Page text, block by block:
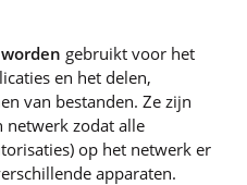
gebruikt voor het
en het delen,
van bestanden. Ze zijn
netwerk zodat alle
op het netwerk er
apparaten.